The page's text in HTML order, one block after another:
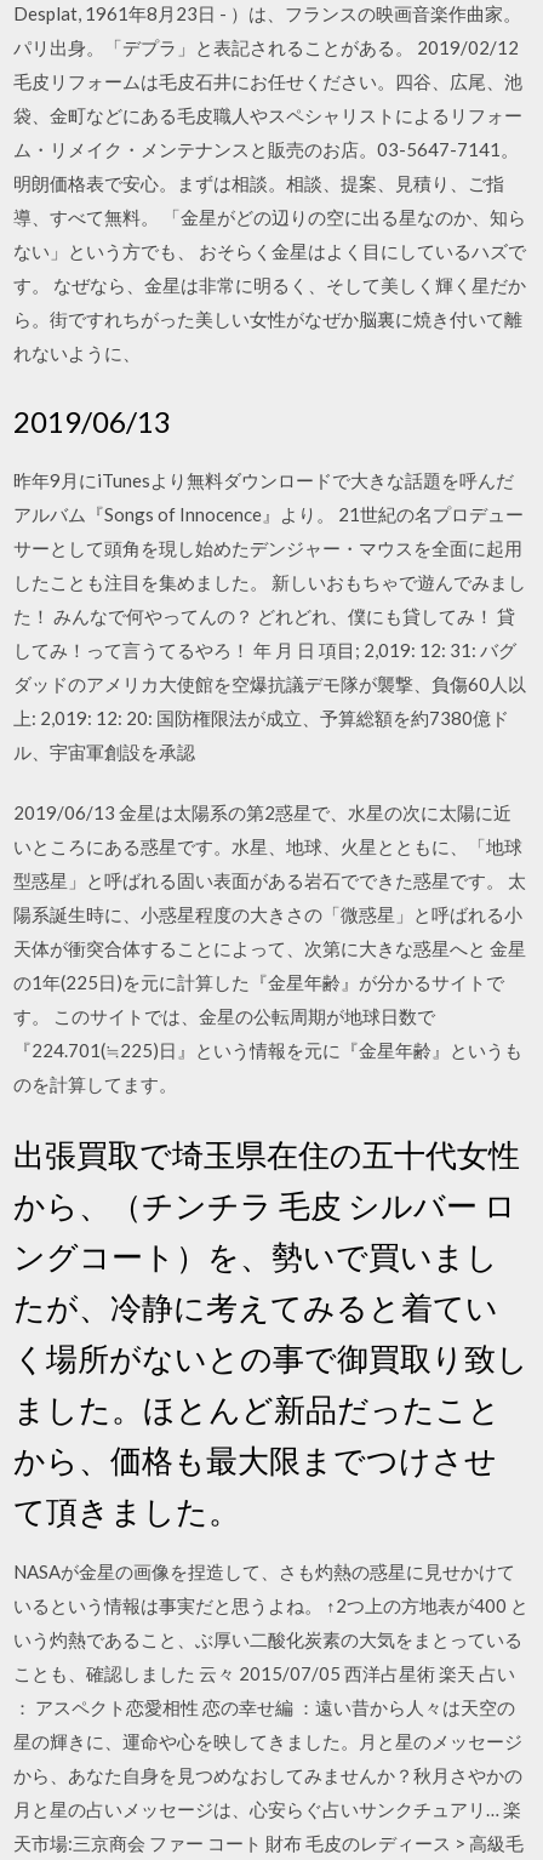
Desplat, 1961年8月23日 - ）は、フランスの映画音楽作曲家。
パリ出身。「デプラ」と表記されることがある。 2019/02/12
毛皮リフォームは毛皮石井にお任せください。四谷、広尾、池
袋、金町などにある毛皮職人やスペシャリストによるリフォー
ム・リメイク・メンテナンスと販売のお店。03-5647-7141。
明朗価格表で安心。まずは相談。相談、提案、見積り、ご指
導、すべて無料。 「金星がどの辺りの空に出る星なのか、知ら
ない」という方でも、 おそらく金星はよく目にしているハズで
す。 なぜなら、金星は非常に明るく、そして美しく輝く星だか
ら。街ですれちがった美しい女性がなぜか脳裏に焼き付いて離
れないように、
2019/06/13
昨年9月にiTunesより無料ダウンロードで大きな話題を呼んだ
アルバム『Songs of Innocence』より。 21世紀の名プロデュー
サーとして頭角を現し始めたデンジャー・マウスを全面に起用
したことも注目を集めました。 新しいおもちゃで遊んでみまし
た！ みんなで何やってんの？ どれどれ、僕にも貸してみ！ 貸
してみ！って言うてるやろ！ 年 月 日 項目; 2,019: 12: 31: バグ
ダッドのアメリカ大使館を空爆抗議デモ隊が襲撃、負傷60人以
上: 2,019: 12: 20: 国防権限法が成立、予算総額を約7380億ド
ル、宇宙軍創設を承認
2019/06/13 金星は太陽系の第2惑星で、水星の次に太陽に近
いところにある惑星です。水星、地球、火星とともに、「地球
型惑星」と呼ばれる固い表面がある岩石でできた惑星です。 太
陽系誕生時に、小惑星程度の大きさの「微惑星」と呼ばれる小
天体が衝突合体することによって、次第に大きな惑星へと 金星
の1年(225日)を元に計算した『金星年齢』が分かるサイトで
す。 このサイトでは、金星の公転周期が地球日数で
『224.701(≒225)日』という情報を元に『金星年齢』というも
のを計算してます。
出張買取で埼玉県在住の五十代女性
から、（チンチラ 毛皮 シルバー ロ
ングコート）を、勢いで買いまし
たが、冷静に考えてみると着てい
く場所がないとの事で御買取り致し
ました。ほとんど新品だったこと
から、価格も最大限までつけさせ
て頂きました。
NASAが金星の画像を捏造して、さも灼熱の惑星に見せかけて
いるという情報は事実だと思うよね。 ↑2つ上の方地表が400 と
いう灼熱であること、ぶ厚い二酸化炭素の大気をまとっている
ことも、確認しました 云々 2015/07/05 西洋占星術 楽天 占い
： アスペクト恋愛相性 恋の幸せ編 ：遠い昔から人々は天空の
星の輝きに、運命や心を映してきました。月と星のメッセージ
から、あなた自身を見つめなおしてみませんか？秋月さやかの
月と星の占いメッセージは、心安らぐ占いサンクチュアリ… 楽
天市場:三京商会 ファー コート 財布 毛皮のレディース > 高級毛